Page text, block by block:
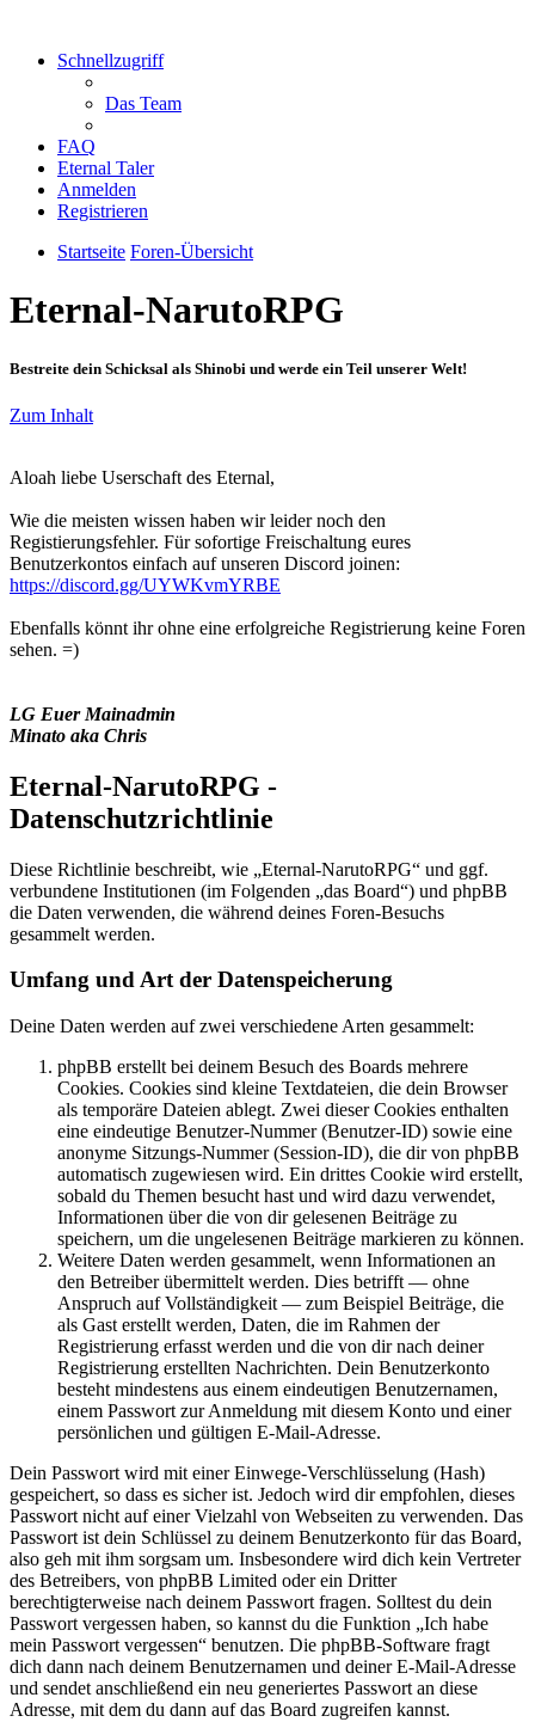
Schnellzugriff
Das Team
FAQ
Eternal Taler
Anmelden
Registrieren
Startseite Foren-Übersicht
Eternal-NarutoRPG
Bestreite dein Schicksal als Shinobi und werde ein Teil unserer Welt!
Zum Inhalt
Aloah liebe Userschaft des Eternal,
Wie die meisten wissen haben wir leider noch den
Registierungsfehler. Für sofortige Freischaltung eures
Benutzerkontos einfach auf unseren Discord joinen:
https://discord.gg/UYWKvmYRBE
Ebenfalls könnt ihr ohne eine erfolgreiche Registrierung keine Foren
sehen. =)
LG Euer Mainadmin
Minato aka Chris
Eternal-NarutoRPG -
Datenschutzrichtlinie
Diese Richtlinie beschreibt, wie „Eternal-NarutoRPG“ und ggf.
verbundene Institutionen (im Folgenden „das Board“) und phpBB
die Daten verwenden, die während deines Foren-Besuchs
gesammelt werden.
Umfang und Art der Datenspeicherung
Deine Daten werden auf zwei verschiedene Arten gesammelt:
phpBB erstellt bei deinem Besuch des Boards mehrere
Cookies. Cookies sind kleine Textdateien, die dein Browser
als temporäre Dateien ablegt. Zwei dieser Cookies enthalten
eine eindeutige Benutzer-Nummer (Benutzer-ID) sowie eine
anonyme Sitzungs-Nummer (Session-ID), die dir von phpBB
automatisch zugewiesen wird. Ein drittes Cookie wird erstellt,
sobald du Themen besucht hast und wird dazu verwendet,
Informationen über die von dir gelesenen Beiträge zu
speichern, um die ungelesenen Beiträge markieren zu können.
Weitere Daten werden gesammelt, wenn Informationen an
den Betreiber übermittelt werden. Dies betrifft — ohne
Anspruch auf Vollständigkeit — zum Beispiel Beiträge, die
als Gast erstellt werden, Daten, die im Rahmen der
Registrierung erfasst werden und die von dir nach deiner
Registrierung erstellten Nachrichten. Dein Benutzerkonto
besteht mindestens aus einem eindeutigen Benutzernamen,
einem Passwort zur Anmeldung mit diesem Konto und einer
persönlichen und gültigen E-Mail-Adresse.
Dein Passwort wird mit einer Einwege-Verschlüsselung (Hash)
gespeichert, so dass es sicher ist. Jedoch wird dir empfohlen, dieses
Passwort nicht auf einer Vielzahl von Webseiten zu verwenden. Das
Passwort ist dein Schlüssel zu deinem Benutzerkonto für das Board,
also geh mit ihm sorgsam um. Insbesondere wird dich kein Vertreter
des Betreibers, von phpBB Limited oder ein Dritter
berechtigterweise nach deinem Passwort fragen. Solltest du dein
Passwort vergessen haben, so kannst du die Funktion „Ich habe
mein Passwort vergessen“ benutzen. Die phpBB-Software fragt
dich dann nach deinem Benutzernamen und deiner E-Mail-Adresse
und sendet anschließend ein neu generiertes Passwort an diese
Adresse, mit dem du dann auf das Board zugreifen kannst.